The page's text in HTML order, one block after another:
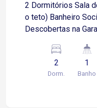
2 Dormitórios Sala
o teto) Banheiro
Descobertas na
2
Dorm.
1
Banho